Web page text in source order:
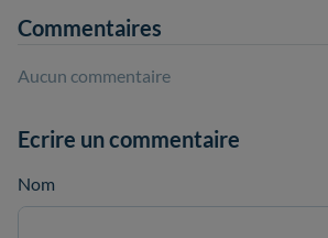
Commentaires
Aucun commentaire
Ecrire un commentaire
Nom